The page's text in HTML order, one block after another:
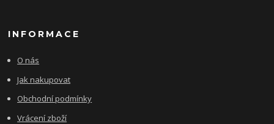
INFORMACE
O nás
Jak nakupovat
Obchodní podmínky
Vrácení zboží